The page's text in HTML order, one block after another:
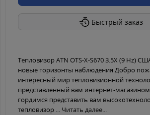
Быстрый заказ
Тепловизор ATN OTS-X-S670 3.5X (9 Hz)
новые горизонты наблюдения Добро
интересный мир тепловизионной
представленный вам интернет-
гордимся представить вам
тепловизор ... Читать далее...